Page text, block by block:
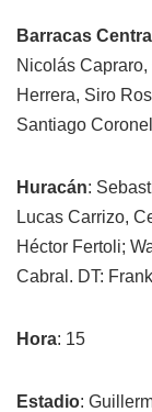
Barracas Central
Nicolás
Herrera, Siro
Santiago
Huracán:
Lucas Carrizo,
Héctor Fertoli;
Cabral. DT:
Hora: 15
Estadio: